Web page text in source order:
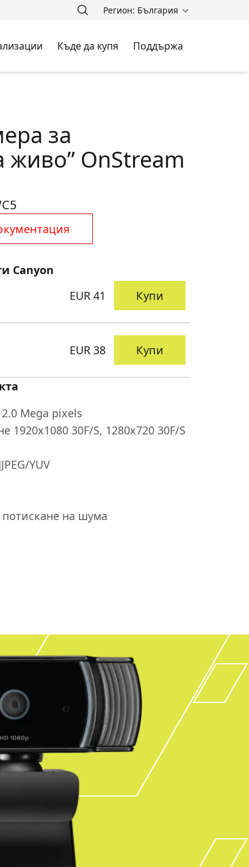
Регион: България
Къде да купя Поддържа
за
живо” OnStream
Mega pixels
1920x1080 30F/S, 1280x720 30F/S
YUV
на шума
Canyon
EUR 41 Купи
EUR 38 Купи